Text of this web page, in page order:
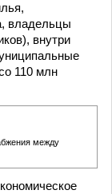
владельцы
внутри
110 млн
между